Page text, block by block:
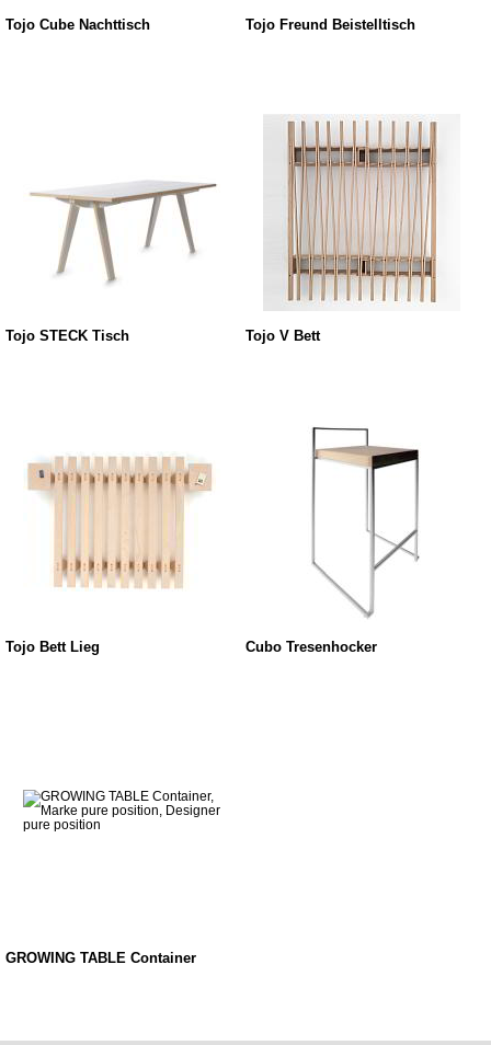
Tojo Cube Nachttisch Tojo Freund Beistelltisch
Tojo STECK Tisch Tojo V Bett
Tojo Bett Lieg Cubo Tresenhocker
GROWING TABLE Container